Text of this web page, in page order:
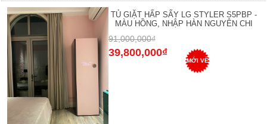
TỦ GIẶT HẤP SẤY LG STYLER S5PBP -
MÀU HỒNG, NHẬP HÀN NGUYÊN CHI
91,000,000₫
39,800,000₫
MỚI VỀ